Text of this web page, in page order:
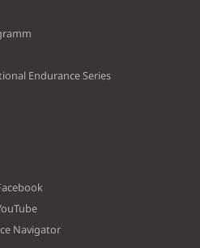
Endurance Series
Navigator